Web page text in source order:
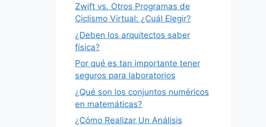
Zwift vs. Otros Programas de
Ciclismo Virtual: ¿Cuál Elegir?
¿Deben los arquitectos saber
física?
Por qué es tan importante tener
seguros para laboratorios
¿Qué son los conjuntos numéricos
en matemáticas?
¿Cómo Realizar Un Análisis